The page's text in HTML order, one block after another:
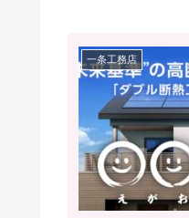
一条工務店